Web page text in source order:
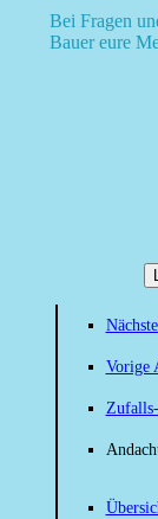
Bei Fragen
Bauer eure
Vorige